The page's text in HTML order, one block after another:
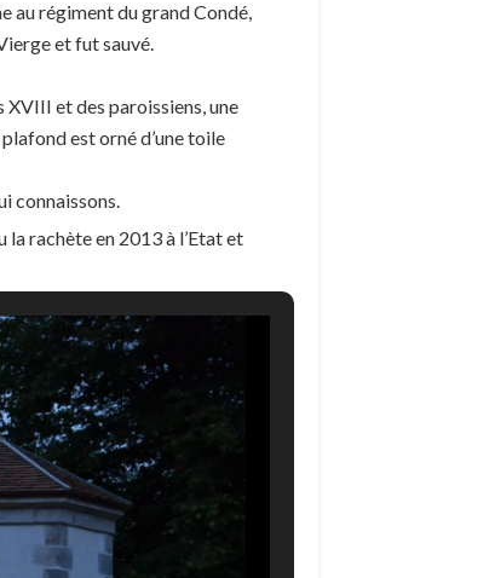
au régiment du grand Condé,
et fut sauvé.
XVIII et des paroissiens, une
est orné d’une toile
connaissons.
rachète en 2013 à l’Etat et